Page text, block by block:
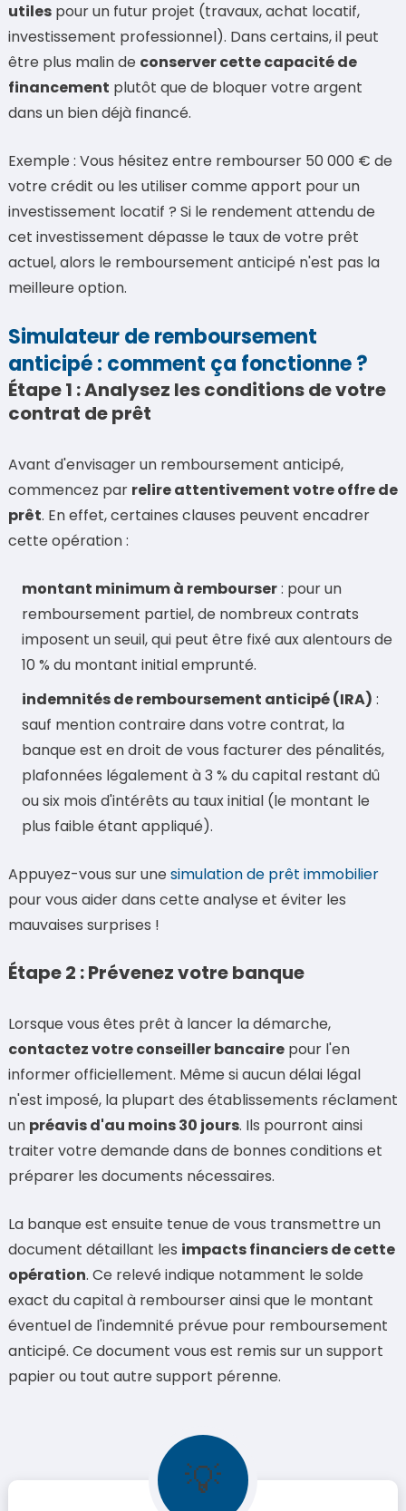
utiles pour un futur projet (travaux, achat locatif,
investissement professionnel). Dans certains, il peut
être plus malin de conserver cette capacité de
financement plutôt que de bloquer votre argent
dans un bien déjà financé.
Exemple : Vous hésitez entre rembourser 50 000 € de
votre crédit ou les utiliser comme apport pour un
investissement locatif ? Si le rendement attendu de
cet investissement dépasse le taux de votre prêt
actuel, alors le remboursement anticipé n'est pas la
meilleure option.
Simulateur de remboursement
anticipé : comment ça fonctionne ?
Étape 1 : Analysez les conditions de votre
contrat de prêt
Avant d'envisager un remboursement anticipé,
commencez par relire attentivement votre offre de
prêt. En effet, certaines clauses peuvent encadrer
cette opération :
montant minimum à rembourser: pour un
remboursement partiel, de nombreux contrats
imposent un seuil, qui peut être fixé aux alentours de
10 % du montant initial emprunté.
indemnités de remboursement anticipé (IRA) :
sauf mention contraire dans votre contrat, la
banque est en droit de vous facturer des pénalités,
plafonnées légalement à 3 % du capital restant dû
ou six mois d'intérêts au taux initial (le montant le
plus faible étant appliqué).
Appuyez-vous sur une simulation de prêt immobilier
pour vous aider dans cette analyse et éviter les
mauvaises surprises !
Étape 2 : Prévenez votre banque
Lorsque vous êtes prêt à lancer la démarche,
contactez votre conseiller bancaire pour l'en
informer officiellement. Même si aucun délai légal
n'est imposé, la plupart des établissements réclament
un préavis d'au moins 30 jours. Ils pourront ainsi
traiter votre demande dans de bonnes conditions et
préparer les documents nécessaires.
La banque est ensuite tenue de vous transmettre un
document détaillant les impacts financiers de cette
opération. Ce relevé indique notamment le solde
exact du capital à rembourser ainsi que le montant
éventuel de l'indemnité prévue pour remboursement
anticipé. Ce document vous est remis sur un support
papier ou tout autre support pérenne.
💡